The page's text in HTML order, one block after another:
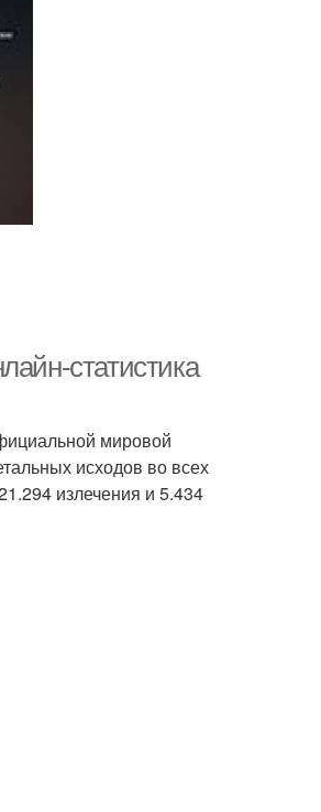
статистика
мировой
исходов во всех
излечения и 5.434